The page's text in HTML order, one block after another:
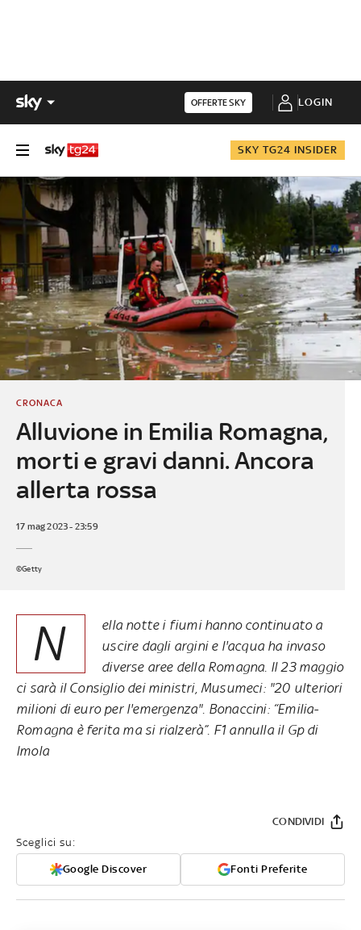
OFFERTE SKY LOGIN
SKY TG24 INSIDER
Alluvione in Emilia Romagna,
morti e gravi danni. Ancora
allerta rossa
CRONACA
17 mag 2023 - 23:59
©Getty
N
ella notte i fiumi hanno continuato a
uscire dagli argini e l'acqua ha invaso
diverse aree della Romagna. Il 23 maggio
ci sarà il Consiglio dei ministri, Musumeci: "20 ulteriori
milioni di euro per l'emergenza". Bonaccini: “Emilia-
Romagna è ferita ma si rialzerà”. F1 annulla il Gp di
Imola
Sceglici su:
Google Discover Fonti Preferite
CONDIVIDI